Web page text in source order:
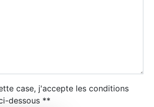
case, j'accepte les conditions
dessous **